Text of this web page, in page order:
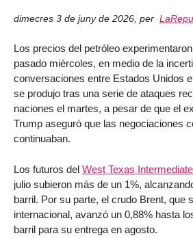
dimecres 3 de juny de 2026 per
Los precios del petróleo
pasado miércoles, en medio de la
conversaciones entre Estados Unidos
se produjo tras una serie de ataques
naciones el martes, a pesar de que el
Trump aseguró que las negociaciones
continuaban.
Los futuros del West Texas Intermediate
julio subieron más de un 1%,
barril. Por su parte, el crudo Brent, que
internacional, avanzó un 0,88% hasta
barril para su entrega en agosto.